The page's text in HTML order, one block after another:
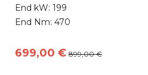
End kW: 199
End Nm: 470
699,00 € 899,00 €